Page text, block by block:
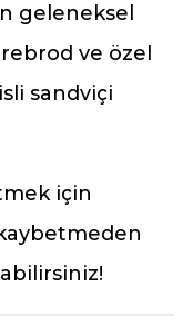
geleneksel
ve özel
sandviçi
için
kaybetmeden